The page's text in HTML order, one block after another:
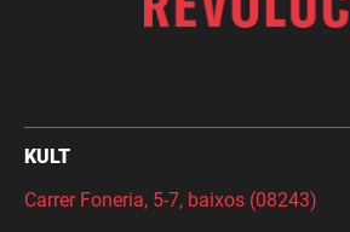
KULT
Carrer Foneria, 5-7, baixos (08243)